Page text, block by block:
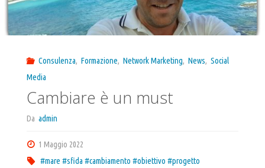
Consulenza, Formazione, Network Marketing, News, Social
Media
Cambiare è un must
Da admin
1 Maggio 2022
#mare #sfida #cambiamento #obiettivo #progetto